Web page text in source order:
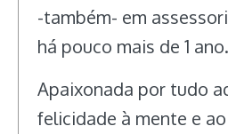
-também- em
há pouco mais de 1 ano.
Apaixonada por tudo
felicidade à mente e